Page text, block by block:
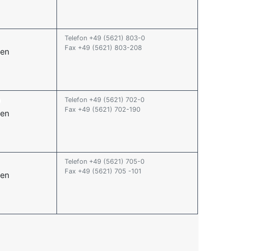
Telefon +49 (5621) 803-0
Fax +49 (5621) 803-208
Telefon +49 (5621) 702-0
Fax +49 (5621) 702-190
Telefon +49 (5621) 705-0
Fax +49 (5621) 705 -101